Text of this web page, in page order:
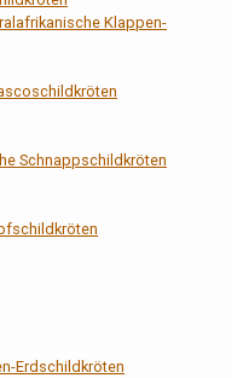
Klappen-
Schnappschildkröten
Erdschildkröten